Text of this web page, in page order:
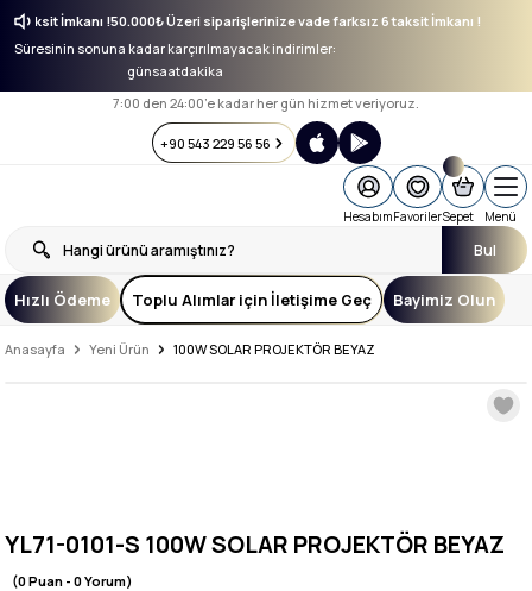
6 taksit İmkanı !50.000₺ Üzeri siparişlerinize vade farksız 6 taksit İmkanı !
Süresinin sonuna kadar karçırılmayacak indirimler:
günsaatdakika
7:00 den 24:00’e kadar her gün hizmet veriyoruz.
+90 543 229 56 56
Bul
HesabımFavorilerSepet Menü
Hızlı Ödeme Toplu Alımlar için İletişime Geç Bayimiz Olun
Anasayfa Yeni Ürün 100W SOLAR PROJEKTÖR BEYAZ
YL71-0101-S 100W SOLAR PROJEKTÖR BEYAZ
(0 Puan - 0 Yorum)